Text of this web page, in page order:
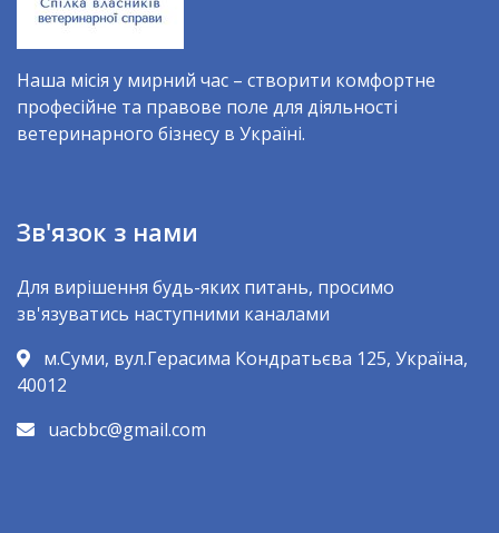
Наша місія у мирний час – створити комфортне
професійне та правове поле для діяльності
ветеринарного бізнесу в Україні.
Зв'язок з нами
Для вирішення будь-яких питань, просимо
зв'язуватись наступними каналами
м.Суми, вул.Герасима Кондратьєва 125, Україна,
40012
uacbbc@gmail.com